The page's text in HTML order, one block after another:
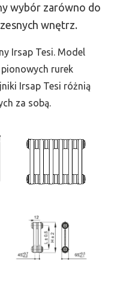
wybór zarówno do
wnętrz.
Irsap Tesi. Model
rurek
Irsap Tesi różnią
za sobą.